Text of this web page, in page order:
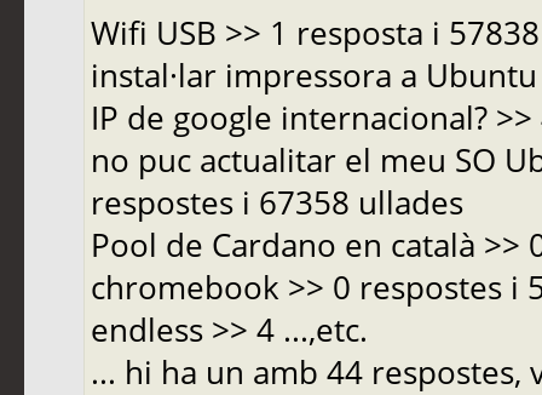
Wifi USB >> 1 resposta i
instal·lar impressora a
IP de google internacional?
no puc actualitar el meu SO
respostes i 67358 ullades
Pool de Cardano en català >>
chromebook >> 0 respostes i
endless >> 4 ...,etc.
... hi ha un amb 44 respostes,